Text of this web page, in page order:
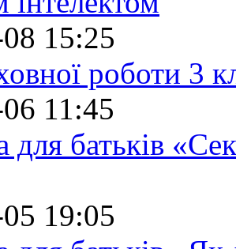
15:25
роботи 3
11:45
для батьків
19:05